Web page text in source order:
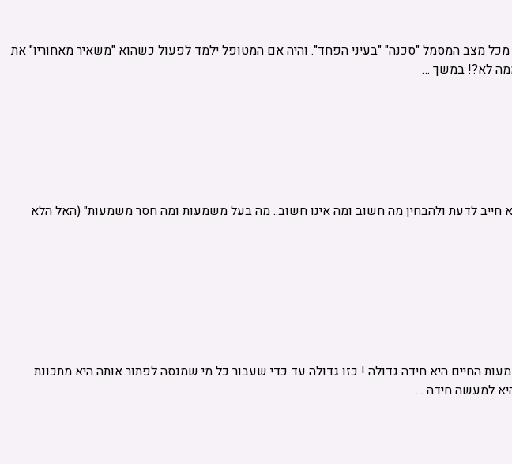
מצב המסמל "סכנה" "בעיני הפחד". והיה אם המטופל ילמד לפעול כשהוא "משאיר מאחוריו" את
ממה לא?! במשך …
לדעת ולהבחין מה חשוב ומה אינו חשוב.. מה בעל משמעות ומה חסר משמעות" (האל הלא
החיים היא חידה גדולה ! כזו גדולה עד כדי שעבור כל מי שמנסה לפתור אותה היא מתכונת
למעשה חידה …